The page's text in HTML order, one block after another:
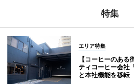
特集
エリア特集
【コーヒーのあ
ティコーヒー会社
と本社機能を移